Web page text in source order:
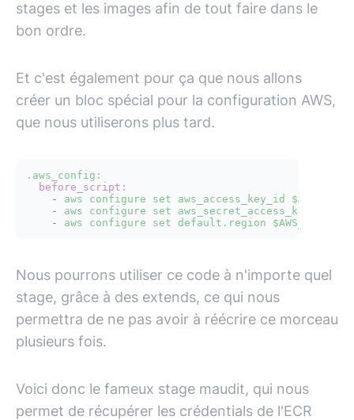
stages et les images afin de tout faire dans le
bon ordre.
Et c'est également pour ça que nous allons
créer un bloc spécial pour la configuration AWS,
que nous utiliserons plus tard.
.aws_config:
before_script:
-
aws configure set aws_access_key_id
-
aws configure set aws_secret_access_key
-
aws configure set default.region $AWS_REGION
Nous pourrons utiliser ce code à n'importe quel
stage, grâce à des extends, ce qui nous
permettra de ne pas avoir à réécrire ce morceau
plusieurs fois.
Voici donc le fameux stage maudit, qui nous
permet de récupérer les crédentials de l'ECR